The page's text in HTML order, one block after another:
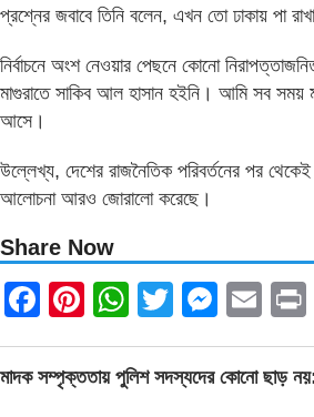
প্রশ্নের জবাবে তিনি বলেন, এখন তো ঢাকায় পা
নির্বাচনে অংশ নেওয়ার পেছনে কোনো
মাগুরাতে সাকিব আল হাসান হইনি। আমি সব সময়
আসে।
উল্লেখ্য, দেশের রাজনৈতিক পরিবর্তনের পর
আলোচনা আরও জোরালো করেছে।
Share Now
Facebook
Pinterest
WhatsApp
Twitter
navigation
মাদক সম্পৃক্ততায় পুলিশ সদস্যদের কোনো ছাড়